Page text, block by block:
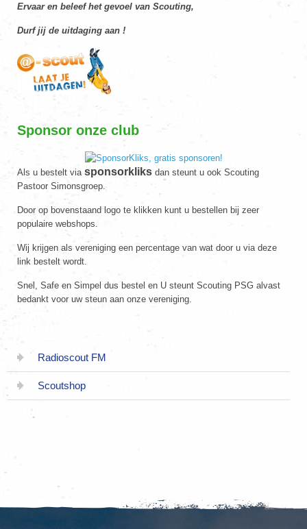
Ervaar en beleef het gevoel van Scouting,
Durf jij de uitdaging aan !
Sponsor onze club
Als u bestelt via sponsorkliks dan steunt u ook Scouting
Pastoor Simonsgroep.
Door op bovenstaand logo te klikken kunt u bestellen bij zeer
populaire webshops.
Wij krijgen als vereniging een percentage van wat door u via deze
link bestelt wordt.
Snel, Safe en Simpel dus bestel en U steunt Scouting PSG alvast
bedankt voor uw steun aan onze vereniging.
Radioscout FM
Scoutshop